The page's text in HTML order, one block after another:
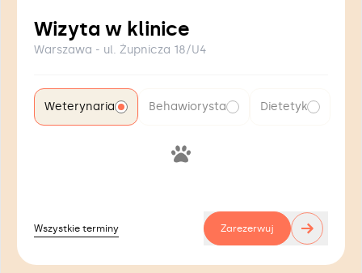
Wizyta w klinice
Warszawa - ul. Żupnicza 18/U4
Weterynaria Behawiorysta Dietetyk
Wszystkie terminy Zarezerwuj →